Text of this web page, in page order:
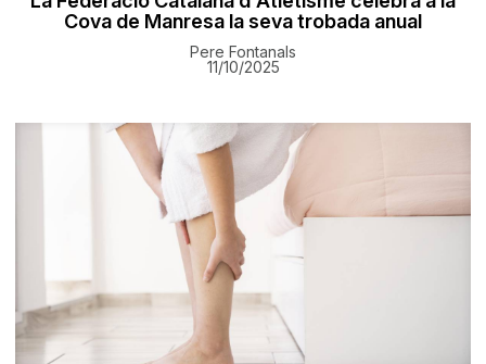
Cova de Manresa la seva trobada anual
Pere Fontanals
11/10/2025